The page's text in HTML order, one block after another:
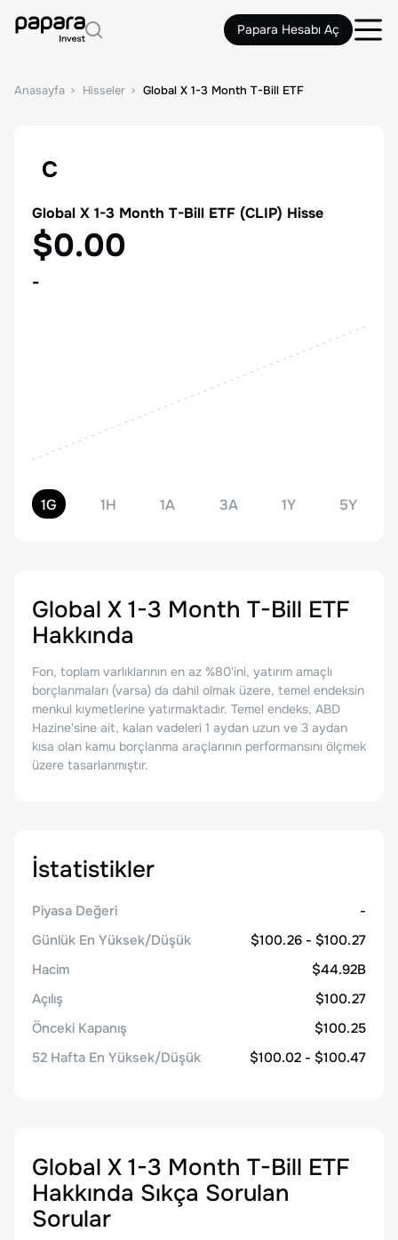
Papara Hesabı Aç
Anasayfa Hisseler Global X 1-3 Month T-Bill ETF
C
Global X 1-3 Month T-Bill ETF (CLIP) Hisse
$0.00
-
1G 1H 1A 3A 1Y 5Y
Global X 1-3 Month T-Bill ETF
Hakkında
Fon, toplam varlıklarının en az %80'ini, yatırım amaçlı
borçlanmaları (varsa) da dahil olmak üzere, temel endeksin
menkul kıymetlerine yatırmaktadır. Temel endeks, ABD
Hazine'sine ait, kalan vadeleri 1 aydan uzun ve 3 aydan
kısa olan kamu borçlanma araçlarının performansını ölçmek
üzere tasarlanmıştır.
İstatistikler
Piyasa Değeri
-
Günlük En Yüksek/Düşük
$100.26 - $100.27
Hacim
$44.92B
Açılış
$100.27
Önceki Kapanış
$100.25
52 Hafta En Yüksek/Düşük
$100.02 - $100.47
Global X 1-3 Month T-Bill ETF
Hakkında Sıkça Sorulan
Sorular